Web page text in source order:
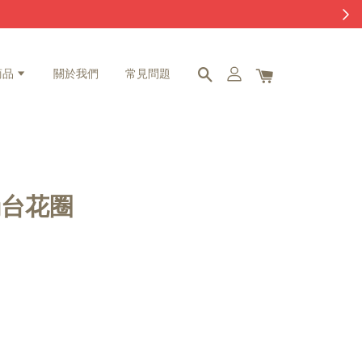
品 關於我們 常見問題
花圈